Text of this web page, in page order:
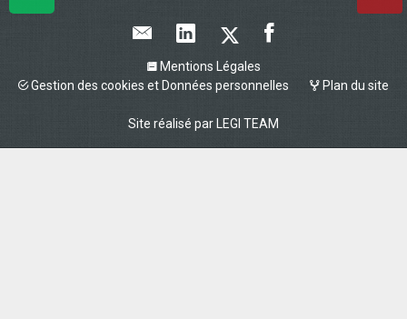
Mentions Légales
Gestion des cookies et Données personnelles
Plan du site
Site réalisé par LEGI TEAM